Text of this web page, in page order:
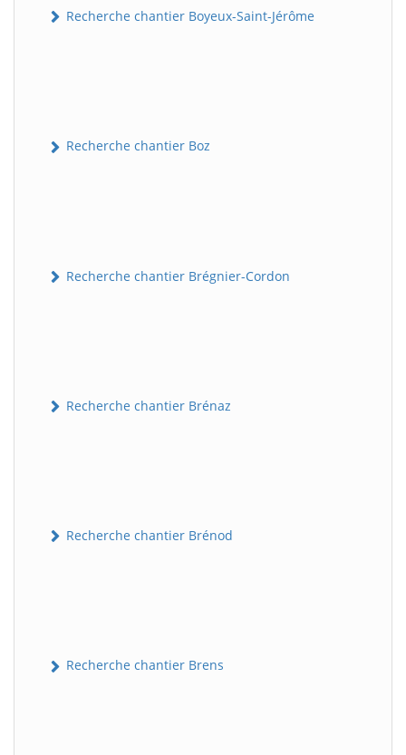
Recherche chantier Boyeux-Saint-Jérôme
Recherche chantier Boz
Recherche chantier Brégnier-Cordon
Recherche chantier Brénaz
Recherche chantier Brénod
Recherche chantier Brens